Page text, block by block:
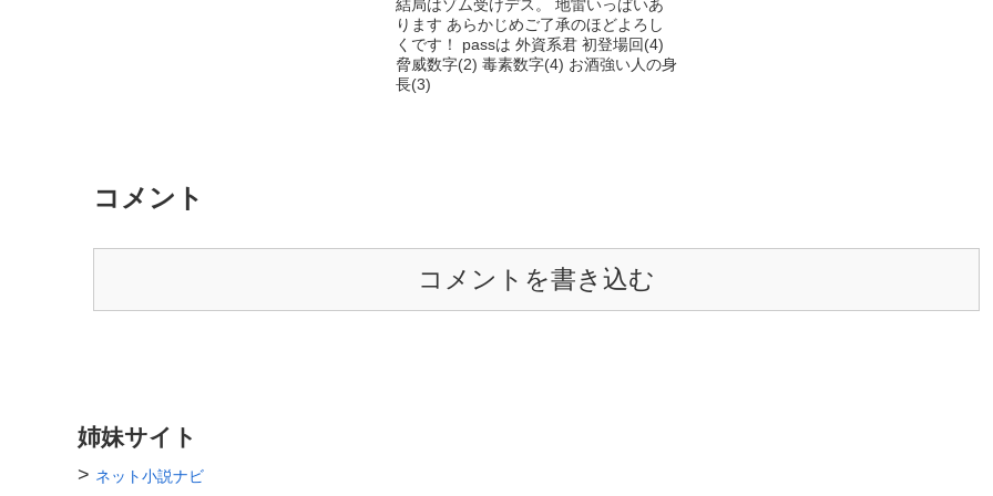
いる。突然転校して来て、新の気持ちを
考えず彼を守ろうとする悠に敵対心を向
学園の2年生。5組。B棟 236号室。図書
新や歩とは友達だったが、廉の登場以後
の者は特定の人を除きいない。新の母・
ゆり子と父の結婚を認めておらず、それ
が新を嫌い、暴力を働く理由にもなって
いる。 ・城田 瑠壬 しろた るい みんな
結局はゾム受けデス。 地雷いっぱいあ
ります あらかじめご了承のほどよろし
くです！ passは 外資系君 初登場回(4)
脅威数字(2) 毒素数字(4) お酒強い人の身
長(3)
コメント
コメントを書き込む
姉妹サイト
> ネット小説ナビ